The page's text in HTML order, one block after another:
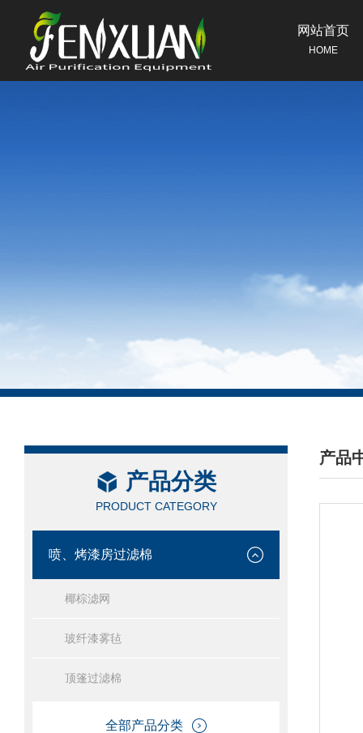
网站首页
HOME
产品分类
PRODUCT CATEGORY
喷、烤漆房过滤棉
椰棕滤网
玻纤漆雾毡
顶篷过滤棉
全部产品分类
产品
/